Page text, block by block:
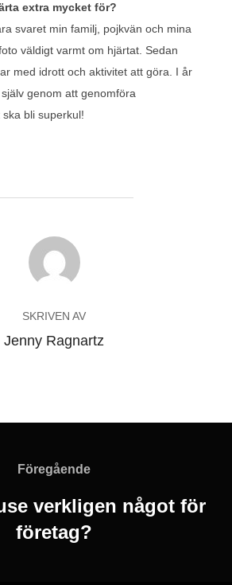
extra mycket för?
svaret min familj, pojkvän och mina
väldigt varmt om hjärtat. Sedan
med idrott och aktivitet att göra. I år
genom att genomföra
bli superkul!
SKRIVEN AV
Jenny Ragnartz
Föregående
Föregående
verkligen något för
företag?